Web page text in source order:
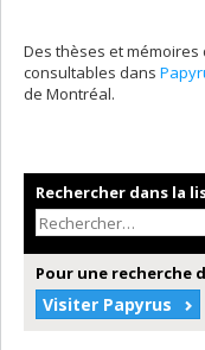
Des thèses et
consultables dans
de Montréal.
Rechercher dans la
Pour une recherche
Visiter Papyrus